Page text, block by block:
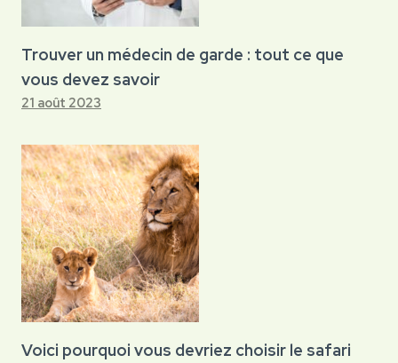
Trouver un médecin de garde : tout ce que
vous devez savoir
21 août 2023
Voici pourquoi vous devriez choisir le safari